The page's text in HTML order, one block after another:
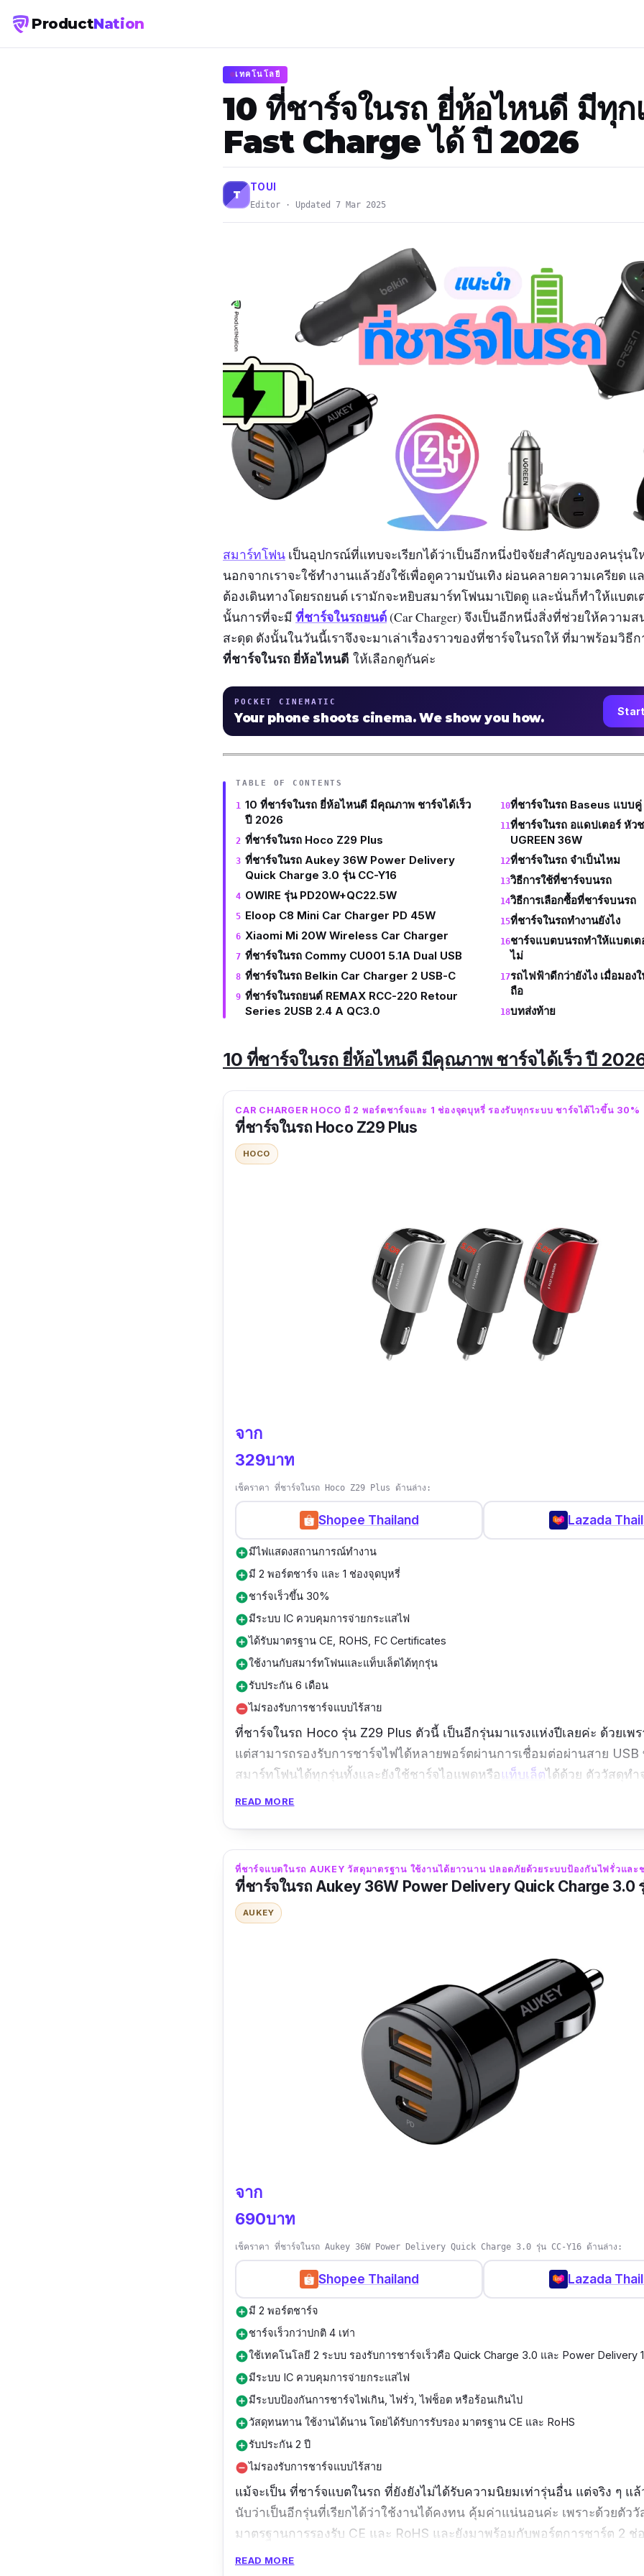
ProductNation
เทคโนโลยี
10 ที่ชาร์จในรถ ยี่ห้อไหนดี มีทุ
Fast Charge ได้ ปี 2026
T
TOUI
Editor · Updated 7 Mar 2025
สมาร์ทโฟน เป็นอุปกรณ์ที่แทบจะเรียกได้ว่าเป็นอีกหนึ่งปัจจัยสำคัญของคนรุ่นใ
นอกจากเราจะใช้ทำงานแล้วยังใช้เพื่อดูความบันเทิง ผ่อนคลายความเครียด แ
ต้องเดินทางโดยรถยนต์ เรามักจะหยิบสมาร์ทโฟนมาเปิดดู และนั่นก็ทำให้แบต
นั้นการที่จะมี ที่ชาร์จในรถยนต์(Car Charger) จึงเป็นอีกหนึ่งสิ่งที่ช่วยให้ความ
สะดุด ดังนั้นในวันนี้เราจึงจะมาเล่าเรื่องราวของที่ชาร์จในรถให้ ที่มาพร้อมวิธี
ที่ชาร์จในรถ ยี่ห้อไหนดี ให้เลือกดูกันค่ะ
POCKET CINEMATIC
Your phone shoots cinema. We show you how.
TABLE OF CONTENTS
10 ที่ชาร์จในรถ ยี่ห้อไหนดี มีคุณภาพ ชาร์จได้เร็ว
ปี 2026
ที่ชาร์จในรถ Hoco Z29 Plus
ที่ชาร์จในรถ Aukey 36W Power Delivery
Quick Charge 3.0 รุ่น CC-Y16
OWIRE รุ่น PD20W+QC22.5W
Eloop C8 Mini Car Charger PD 45W
Xiaomi Mi 20W Wireless Car Charger
ที่ชาร์จในรถ Commy CU001 5.1A Dual USB
ที่ชาร์จในรถ Belkin Car Charger 2 USB-C
ที่ชาร์จในรถยนต์ REMAX RCC-220 Retour
Series 2USB 2.4 A QC3.0
ที่ชาร์จในรถ Baseus แบบคู่
ที่ชาร์จในรถ อแดปเตอร์ หัว
UGREEN 36W
ที่ชาร์จในรถ จำเป็นไหม
วิธีการใช้ที่ชาร์จบนรถ
วิธีการเลือกซื้อที่ชาร์จบนรถ
ที่ชาร์จในรถทำงานยังไง
ชาร์จแบตบนรถทำให้แบตเ
ไม่
รถไฟฟ้าดีกว่ายังไง เมื่อมอ
ถือ
บทส่งท้าย
10 ที่ชาร์จในรถ ยี่ห้อไหนดี มีคุณภาพ ชาร์จได้เร็ว ปี
CAR CHARGER HOCO มี 2 พอร์ตชาร์จและ 1 ช่องจุดบุหรี่ รองรับทุกระบบ ชาร์จได้ไวขึ้น 30%
ที่ชาร์จในรถ Hoco Z29 Plus
HOCO
จาก
329บาท
เช็คราคา ที่ชาร์จในรถ Hoco Z29 Plus ด้านล่าง:
Shopee Thailand Lazada
add_circleมีไฟแสดงสถานการณ์ทำงาน
add_circleมี 2 พอร์ตชาร์จ และ 1 ช่องจุดบุหรี่
add_circleชาร์จเร็วขึ้น 30%
add_circleมีระบบ IC ควบคุมการจ่ายกระแสไฟ
add_circleได้รับมาตรฐาน CE, ROHS, FC Certificates
add_circleใช้งานกับสมาร์ทโฟนและแท็บเล็ตได้ทุกรุ่น
add_circleรับประกัน 6 เดือน
remove_circleไม่รองรับการชาร์จแบบไร้สาย
ที่ชาร์จในรถ Hoco รุ่น Z29 Plus ตัวนี้ เป็นอีกรุ่นมาแรงแห่งปีเลยค่ะ ด้วยเพ
แต่สามารถรองรับการชาร์จไฟได้หลายพอร์ตผ่านการเชื่อมต่อผ่านสาย
สมาร์ทโฟนได้ทุกรุ่นทั้งและยังใช้ชาร์จไอแพดหรือแท็บเล็ตได้ด้วย ตัววัสดุทำ
อะลูมิเนียม ทำให้มีรูปลักษณ์เรียบหรู มาพร้อมกับช่องเสียบพอร์ต 2 ช่องและ
รีวิว : ดีจริงค่ะ แนะนำไม่ต้องไปพยายามหาร้านอื่นแล้วถูกกว่า เดียวได้ของไ
แนะนำร้านนี้ค่ะ ดีจริง สวยมากก ของตามรูปเลยค่ะ
READ MORE
ที่ชาร์จแบตในรถ AUKEY วัสดุมาตรฐาน ใช้งานได้ยาวนาน ปลอดภัยด้วยระบบป้องกันไฟรั่วและ
ที่ชาร์จในรถ Aukey 36W Power Delivery Quick Charge 3.0
AUKEY
จาก
690บาท
เช็คราคา ที่ชาร์จในรถ Aukey 36W Power Delivery Quick Charge 3.0 รุ่น CC-Y16 ด้านล่าง:
Shopee Thailand Lazada
add_circleมี 2 พอร์ตชาร์จ
add_circleชาร์จเร็วกว่าปกติ 4 เท่า
add_circleใช้เทคโนโลยี 2 ระบบ รองรับการชาร์จเร็วคือ Quick Charge 3.0 และ Power Delivery
add_circleมีระบบ IC ควบคุมการจ่ายกระแสไฟ
add_circleมีระบบป้องกันการชาร์จไฟเกิน, ไฟรั่ว, ไฟช็อต หรือร้อนเกินไป
add_circleวัสดุทนทาน ใช้งานได้นาน โดยได้รับการรับรอง มาตรฐาน CE และ RoHS
add_circleรับประกัน 2 ปี
remove_circleไม่รองรับการชาร์จแบบไร้สาย
แม้จะเป็น ที่ชาร์จแบตในรถ ที่ยังยังไม่ได้รับความนิยมเท่ารุ่นอื่น แต่จริง ๆ แ
นับว่าเป็นอีกรุ่นที่เรียกได้ว่าใช้งานได้คงทน คุ้มค่าแน่นอนค่ะ เพราะด้วยตัว
มาตรฐานการรองรับ CE และ RoHS และยังมาพร้อมกับพอร์ตการชาร์ต 2 ช่
ต่อ USB-A และช่องสำหรับ Type C อีกด้วย และที่สำคัญที่ชาร์จในรถรุ่นนี้
READ MORE